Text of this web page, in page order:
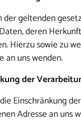
der geltenden
deren
Hierzu sowie zu
an uns wenden.
der
Einschränkung
Adresse an uns